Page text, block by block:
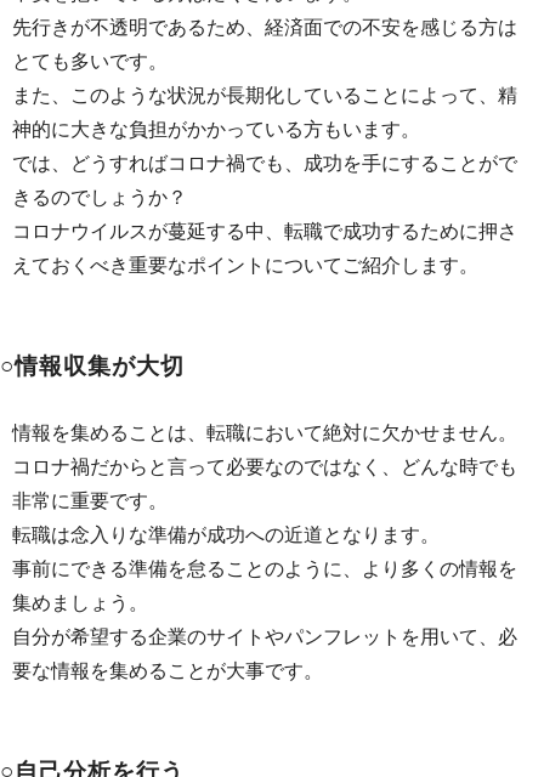
先行きが不透明であるため、経済面での不安を感じる方は
とても多いです。
また、このような状況が長期化していることによって、精
神的に大きな負担がかかっている方もいます。
では、どうすればコロナ禍でも、成功を手にすることがで
きるのでしょうか？
コロナウイルスが蔓延する中、転職で成功するために押さ
えておくべき重要なポイントについてご紹介します。
○情報収集が大切
情報を集めることは、転職において絶対に欠かせません。
コロナ禍だからと言って必要なのではなく、どんな時でも
非常に重要です。
転職は念入りな準備が成功への近道となります。
事前にできる準備を怠ることのように、より多くの情報を
集めましょう。
自分が希望する企業のサイトやパンフレットを用いて、必
要な情報を集めることが大事です。